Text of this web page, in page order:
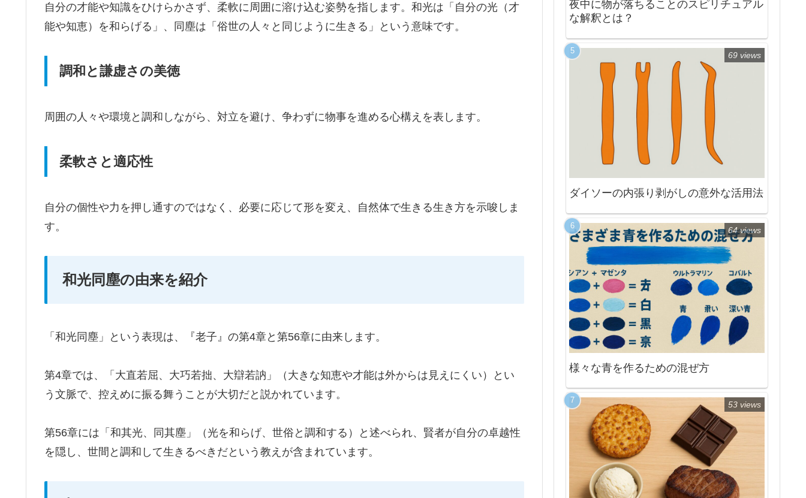
自分の才能や知識をひけらかさず、柔軟に周囲に溶け込む姿勢を指します。和光は「自分の光（才
能や知恵）を和らげる」、同塵は「俗世の人々と同じように生きる」という意味です。
調和と謙虚さの美徳
周囲の人々や環境と調和しながら、対立を避け、争わずに物事を進める心構えを表します。
柔軟さと適応性
自分の個性や力を押し通すのではなく、必要に応じて形を変え、自然体で生きる生き方を示唆しま
す。
和光同塵の由来を紹介
「和光同塵」という表現は、『老子』の第4章と第56章に由来します。
第4章では、「大直若屈、大巧若拙、大辯若訥」（大きな知恵や才能は外からは見えにくい）とい
う文脈で、控えめに振る舞うことが大切だと説かれています。
第56章には「和其光、同其塵」（光を和らげ、世俗と調和する）と述べられ、賢者が自分の卓越性
を隠し、世間と調和して生きるべきだという教えが含まれています。
夜中に物が落ちることのスピリチュアル
な解釈とは？
ダイソーの内張り剥がしの意外な活用法
69 views
様々な青を作るための混ぜ方
64 views
53 views